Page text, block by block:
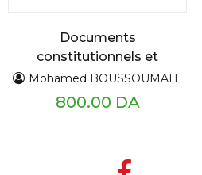
Documents
constitutionnels et
politiques 1919 - 2018
TIII
Mohamed BOUSSOUMAH
800.00 DA